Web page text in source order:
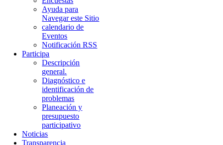
Ayuda para
Navegar este Sitio
calendario de
Eventos
Notificación RSS
Participa
Descripción
general.
Diagnóstico e
identificación de
problemas
Planeación y
presupuesto
participativo
Noticias
Transparencia